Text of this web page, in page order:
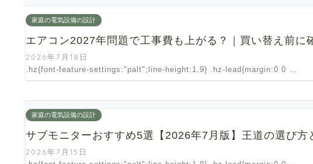
家庭の電気設備の設計
エアコン2027年問題で工事費も上がる？｜買い替え前に
2026年7月18日
.hz{font-feature-settings:"palt";line-height:1.9} .hz-lead{margin:0 0 …
家庭の電気設備の設計
サブモニターおすすめ5選【2026年7月版】王道の選び
2026年7月15日